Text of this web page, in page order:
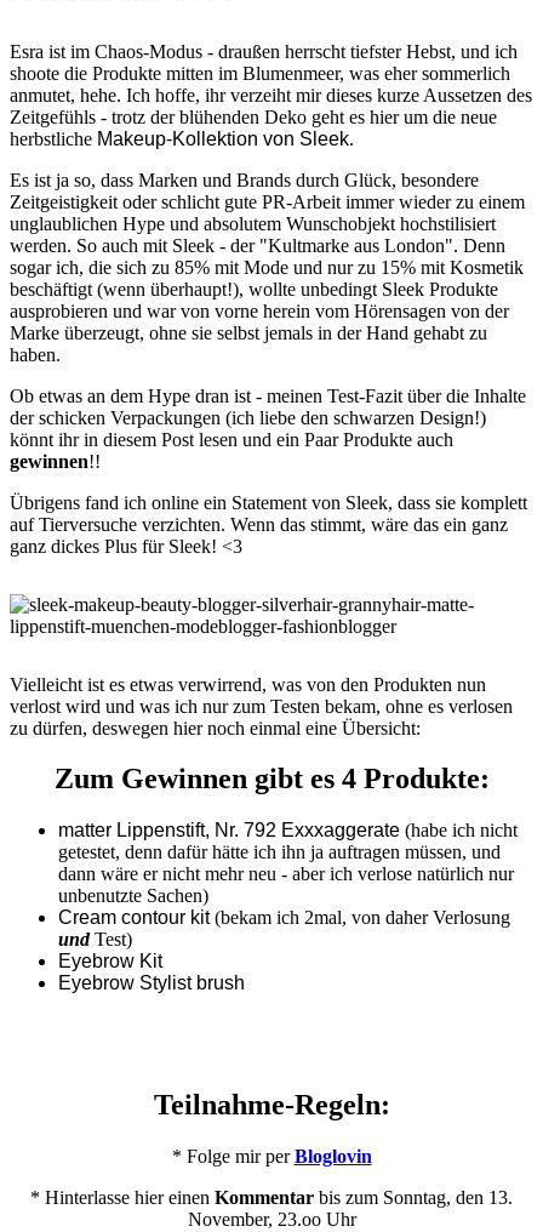
Esra ist im Chaos-Modus - draußen herrscht tiefster Hebst, und ich
shoote die Produkte mitten im Blumenmeer, was eher sommerlich
anmutet, hehe. Ich hoffe, ihr verzeiht mir dieses kurze Aussetzen des
Zeitgefühls - trotz der blühenden Deko geht es hier um die neue
herbstliche Makeup-Kollektion von Sleek.
Es ist ja so, dass Marken und Brands durch Glück, besondere
Zeitgeistigkeit oder schlicht gute PR-Arbeit immer wieder zu einem
unglaublichen Hype und absolutem Wunschobjekt hochstilisiert
werden. So auch mit Sleek - der "Kultmarke aus London". Denn
sogar ich, die sich zu 85% mit Mode und nur zu 15% mit Kosmetik
beschäftigt (wenn überhaupt!), wollte unbedingt Sleek Produkte
ausprobieren und war von vorne herein vom Hörensagen von der
Marke überzeugt, ohne sie selbst jemals in der Hand gehabt zu
haben.
Ob etwas an dem Hype dran ist - meinen Test-Fazit über die Inhalte
der schicken Verpackungen (ich liebe den schwarzen Design!)
könnt ihr in diesem Post lesen und ein Paar Produkte auch
gewinnen!!
Übrigens fand ich online ein Statement von Sleek, dass sie komplett
auf Tierversuche verzichten. Wenn das stimmt, wäre das ein ganz
ganz dickes Plus für Sleek! <3
Vielleicht ist es etwas verwirrend, was von den Produkten nun
verlost wird und was ich nur zum Testen bekam, ohne es verlosen
zu dürfen, deswegen hier noch einmal eine Übersicht:
Zum Gewinnen gibt es 4 Produkte:
matter Lippenstift, Nr. 792 Exxxaggerate (habe ich nicht
getestet, denn dafür hätte ich ihn ja auftragen müssen, und
dann wäre er nicht mehr neu - aber ich verlose natürlich nur
unbenutzte Sachen)
Cream contour kit(bekam ich 2mal, von daher Verlosung
undTest)
Eyebrow Kit
Eyebrow Stylist brush
Teilnahme-Regeln:
* Folge mir perBloglovin
* Hinterlasse hier einen Kommentar bis zum Sonntag, den 13.
November, 23.oo Uhr